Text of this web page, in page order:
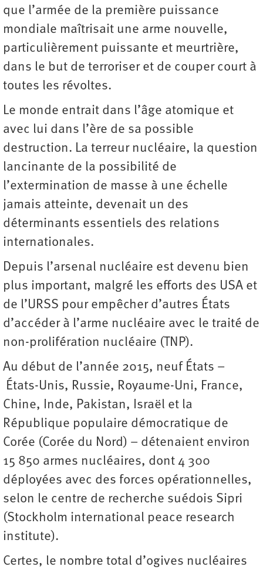
que l’armée de la première puissance
mondiale maîtrisait une arme nouvelle,
particulièrement puissante et meurtrière,
dans le but de terroriser et de couper court à
toutes les révoltes.
Le monde entrait dans l’âge atomique et
avec lui dans l’ère de sa possible
destruction. La terreur nucléaire, la question
lancinante de la possibilité de
l’extermination de masse à une échelle
jamais atteinte, devenait un des
déterminants essentiels des relations
internationales.
Depuis l’arsenal nucléaire est devenu bien
plus important, malgré les efforts des USA et
de l’URSS pour empêcher d’autres États
d’accéder à l’arme nucléaire avec le traité de
non-prolifération nucléaire (TNP).
Au début de l’année 2015, neuf États –
États-Unis, Russie, Royaume-Uni, France,
Chine, Inde, Pakistan, Israël et la
République populaire démocratique de
Corée (Corée du Nord) – détenaient environ
15 850 armes nucléaires, dont 4 300
déployées avec des forces opérationnelles,
selon le centre de recherche suédois Sipri
(Stockholm international peace research
institute).
Certes, le nombre total d’ogives nucléaires